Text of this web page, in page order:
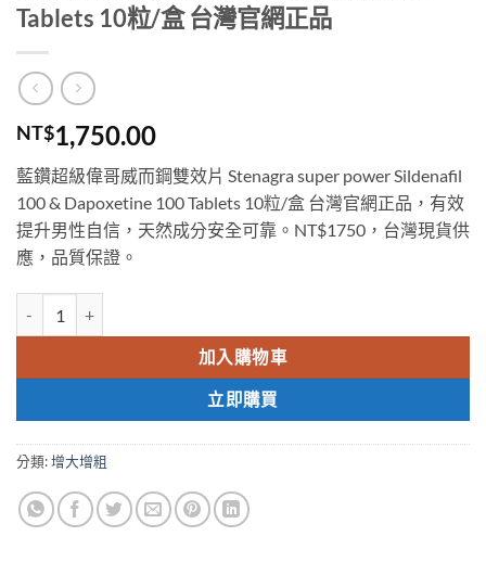
Tablets 10粒/盒 台灣官網正品
NT$1,750.00
藍鑽超級偉哥威而鋼雙效片 Stenagra super power Sildenafil
100 & Dapoxetine 100 Tablets 10粒/盒 台灣官網正品，有效
提升男性自信，天然成分安全可靠。NT$1750，台灣現貨供
應，品質保證。
加入購物車
立即購買
分類:增大增粗